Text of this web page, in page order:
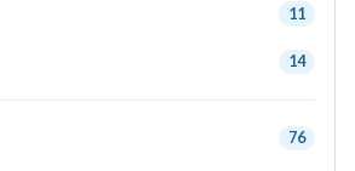
11
14
76